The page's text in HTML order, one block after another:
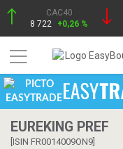
CAC40
8 722
+0,26 %
EUREKING PREF
[ISIN FR0014009ON9]